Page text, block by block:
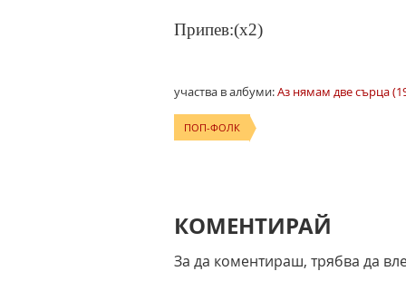
Припев:(x2)
участва в албуми:Аз нямам две сърца
ПОП-ФОЛК
КОМЕНТИРАЙ
За да коментираш, трябва да